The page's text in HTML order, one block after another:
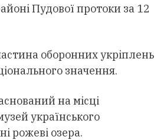
Пудової протоки за 12
оборонних укріплень
значення.
на місці
українського
рожеві озера.